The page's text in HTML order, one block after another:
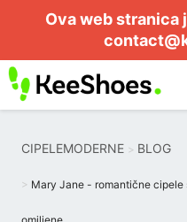
Ova web stranica
CIPELEMODERNE BLOG
Mary Jane - romantične